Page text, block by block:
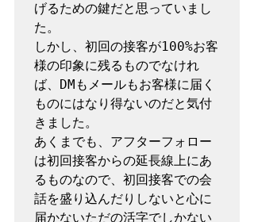
げるための鍵だと思っていまし
た。
しかし、初回の接客が100%お客
様の印象に残るものでなけれ
ば、DMもメールもお客様に届く
ものにはなり得ないのだと気付
きました。
あくまでも、アフターフォロー
は初回接客からの延長線上にあ
るものなので、初回接客での会
話を盛り込んだりしないと心に
届かないただの活字でしかない